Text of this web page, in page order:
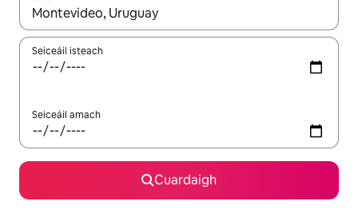
Nuair a bheidh torthaí ar fáil, déan nascleanúint le
Seiceáil isteach
Seiceáil amach
Cuardaigh